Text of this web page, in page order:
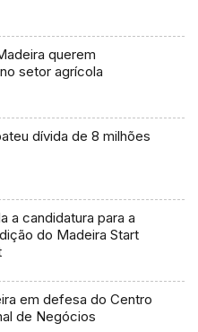
querem
setor agrícola
dívida de 8 milhões
a candidatura para a
do Madeira Start
em defesa do Centro
de Negócios